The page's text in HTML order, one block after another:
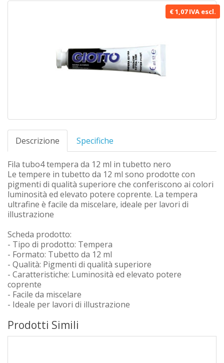
€ 1,07 IVA escl.
Descrizione Specifiche
Fila tubo4 tempera da 12 ml in tubetto nero
Le tempere in tubetto da 12 ml sono prodotte con
pigmenti di qualità superiore che conferiscono ai colori
luminosità ed elevato potere coprente. La tempera
ultrafine è facile da miscelare, ideale per lavori di
illustrazione
Scheda prodotto:
- Tipo di prodotto: Tempera
- Formato: Tubetto da 12 ml
- Qualità: Pigmenti di qualità superiore
- Caratteristiche: Luminosità ed elevato potere
coprente
- Facile da miscelare
- Ideale per lavori di illustrazione
Prodotti Simili